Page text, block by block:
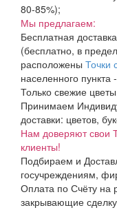
80-85%);
Мы предлагаем:
Бесплатная
(бесплатно, в
расположены Точки
населенного пункта
Только свежие
Принимаем
доставки: цветов,
Нам доверяют свои
клиенты!
Подбираем и
госучреждениям,
Оплата по Счёту на
закрывающие